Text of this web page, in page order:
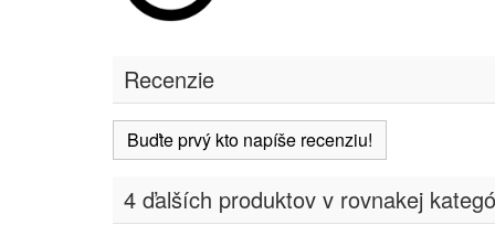
Recenzie
Buďte prvý kto napíše recenziu!
4 ďalších produktov v rovnakej